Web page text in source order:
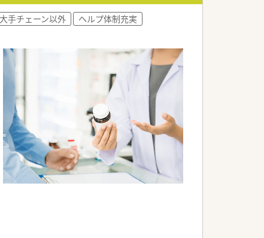
大手チェーン以外
ヘルプ体制充実